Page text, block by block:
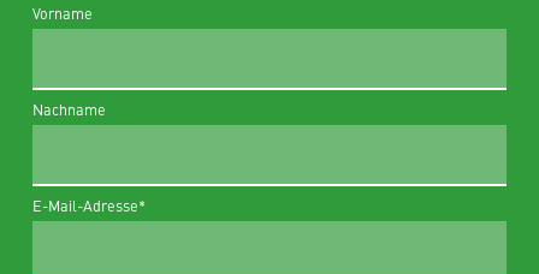
Vorname
Nachname
E-Mail-Adresse*